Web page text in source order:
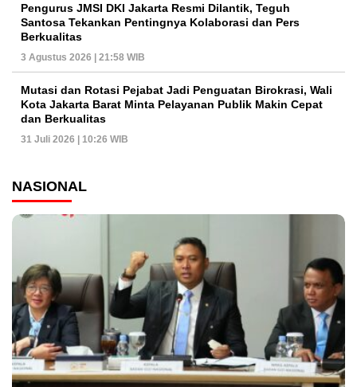
Pengurus JMSI DKI Jakarta Resmi Dilantik, Teguh
Santosa Tekankan Pentingnya Kolaborasi dan Pers
Berkualitas
3 Agustus 2026 | 21:58 WIB
Mutasi dan Rotasi Pejabat Jadi Penguatan Birokrasi, Wali
Kota Jakarta Barat Minta Pelayanan Publik Makin Cepat
dan Berkualitas
31 Juli 2026 | 10:26 WIB
NASIONAL